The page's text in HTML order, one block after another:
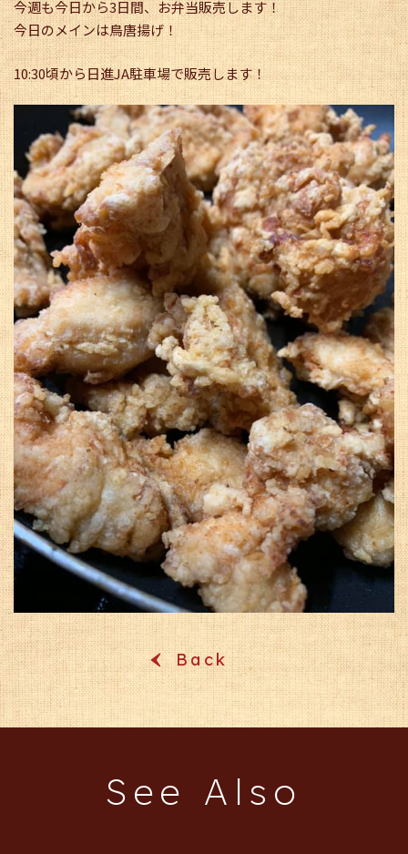
今週も今日から3日間、お弁当販売します！
今日のメインは鳥唐揚げ！
10:30頃から日進JA駐車場で販売します！
‹Back
See Also